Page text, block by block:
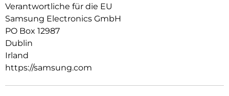
Verantwortliche für die EU
Samsung Electronics GmbH
PO Box 12987
Dublin
Irland
https://samsung.com